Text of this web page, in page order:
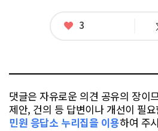
좋
3
댓글은 자유로운 의견 공유의 장이
제안, 건의 등 답변이나 개선이 필
민원 응답소 누리집을 이용하여 주